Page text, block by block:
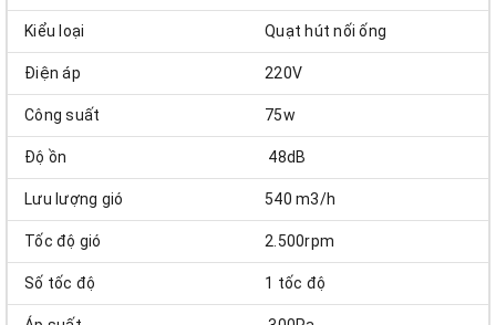
Kiểu loại Quạt hút nối ống
Điện áp 220V
Công suất 75w
Độ ồn 48dB
Lưu lượng gió 540 m3/h
Tốc độ gió 2.500rpm
Số tốc độ 1 tốc độ